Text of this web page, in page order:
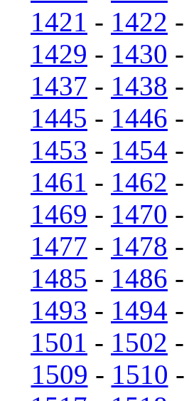
1421 - 1422 -
1429 - 1430 -
1437 - 1438 -
1445 - 1446 -
1453 - 1454 -
1461 - 1462 -
1469 - 1470 -
1477 - 1478 -
1485 - 1486 -
1493 - 1494 -
1501 - 1502 -
1509 - 1510 -